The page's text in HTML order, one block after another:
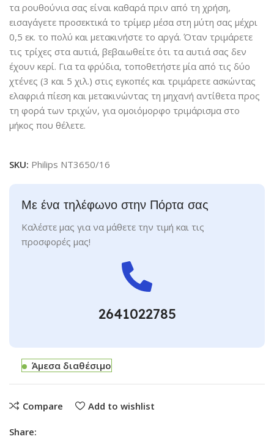
τα ρουθούνια σας είναι καθαρά πριν από τη χρήση,
εισαγάγετε προσεκτικά το τρίμερ μέσα στη μύτη σας μέχρι
0,5 εκ. το πολύ και μετακινήστε το αργά. Όταν τριμάρετε
τις τρίχες στα αυτιά, βεβαιωθείτε ότι τα αυτιά σας δεν
έχουν κερί. Για τα φρύδια, τοποθετήστε μία από τις δύο
χτένες (3 και 5 χιλ.) στις εγκοπές και τριμάρετε ασκώντας
ελαφριά πίεση και μετακινώντας τη μηχανή αντίθετα προς
τη φορά των τριχών, για ομοιόμορφο τριμάρισμα στο
μήκος που θέλετε.
SKU: Philips NT3650/16
Με ένα τηλέφωνο στην Πόρτα σας
Καλέστε μας για να μάθετε την τιμή και τις
προσφορές μας!
2641022785
Άμεσα διαθέσιμο
Compare Add to wishlist
Share: